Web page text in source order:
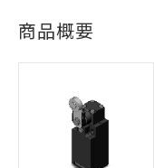
商品概要